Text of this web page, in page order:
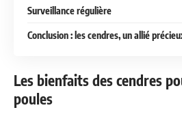
Surveillance régulière
Conclusion : les cendres, un allié
Les bienfaits des cendres
poules